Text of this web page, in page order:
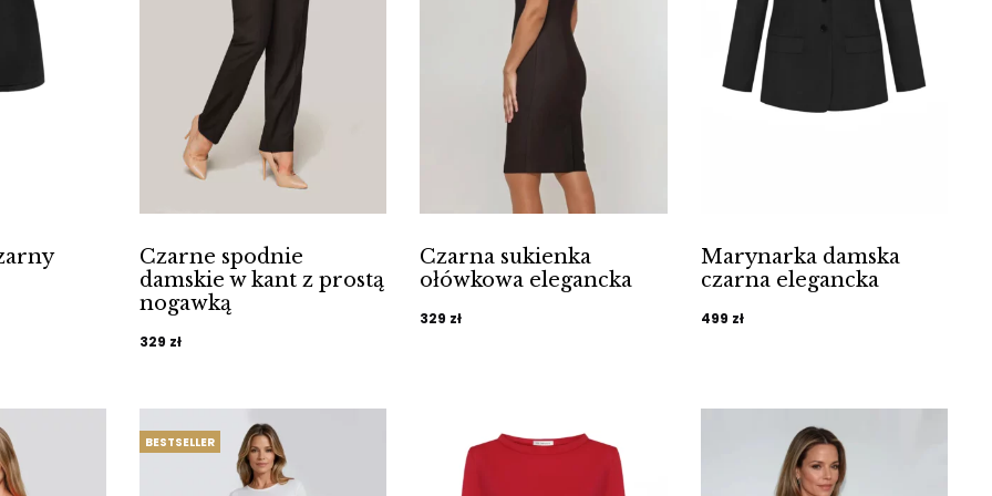
Czarne spodnie
damskie w kant z prostą
nogawką
329 zł
Czarna sukienka
ołówkowa elegancka
329 zł
Marynarka damska
czarna elegancka
499 zł
BESTSELLER